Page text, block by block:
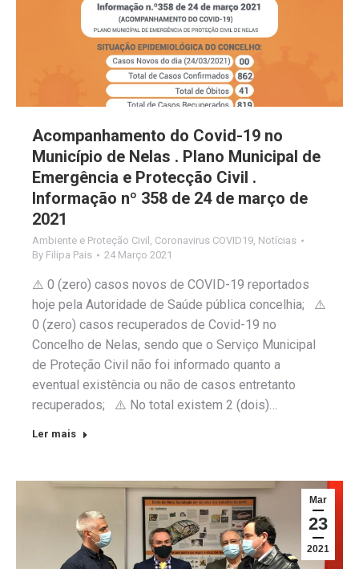
Acompanhamento do Covid-19 no
Município de Nelas . Plano Municipal de
Emergência e Protecção Civil .
Informação nº 358 de 24 de março de
2021
Ambiente e Proteção Civil Coronavirus COVID19 Notícias
By Filipa Pais 24 Março 2021
⚠️ 0 (zero) casos novos de COVID-19 reportados
hoje pela Autoridade de Saúde pública concelhia; ⚠️
0 (zero) casos recuperados de Covid-19 no
Concelho de Nelas, sendo que o Serviço Municipal
de Proteção Civil não foi informado quanto a
eventual existência ou não de casos entretanto
recuperados; ⚠️ No total existem 2 (dois)…
Ler mais
Mar
23
2021